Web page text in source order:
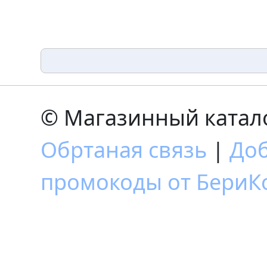
© Магазинный
Обртаная связь |
промокоды от